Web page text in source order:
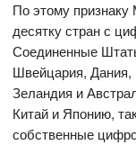
По этому
десятку стран с
Соединенные
Швейцария,
Зеландия и
Китай и Японию,
собственные